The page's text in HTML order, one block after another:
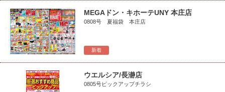
新着
MEGAドン・キホーテUNY 本庄店
0808号 夏福袋 本庄店
ウエルシア/長瀞店
0805号ピックアップチラシ